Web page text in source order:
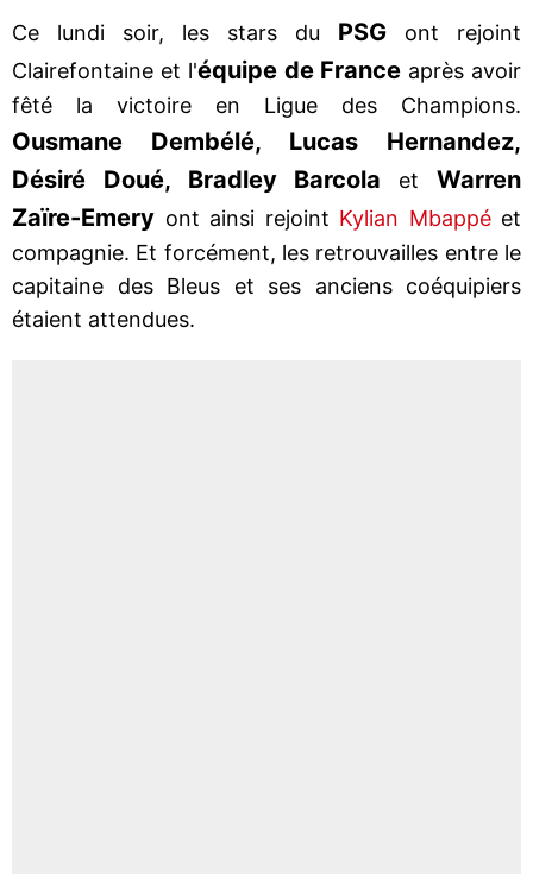
Ce lundi soir, les stars du PSG
ont rejoint
Clairefontaine et l'équipe de France après avoir
fêté la victoire en Ligue des Champions.
Ousmane Dembélé, Lucas Hernandez,
Désiré Doué, Bradley Barcola etWarren
Zaïre-Emery ont ainsi rejoint Kylian Mbappéet
compagnie. Et forcément, les retrouvailles entre le
capitaine des Bleus et ses anciens coéquipiers
étaient attendues.